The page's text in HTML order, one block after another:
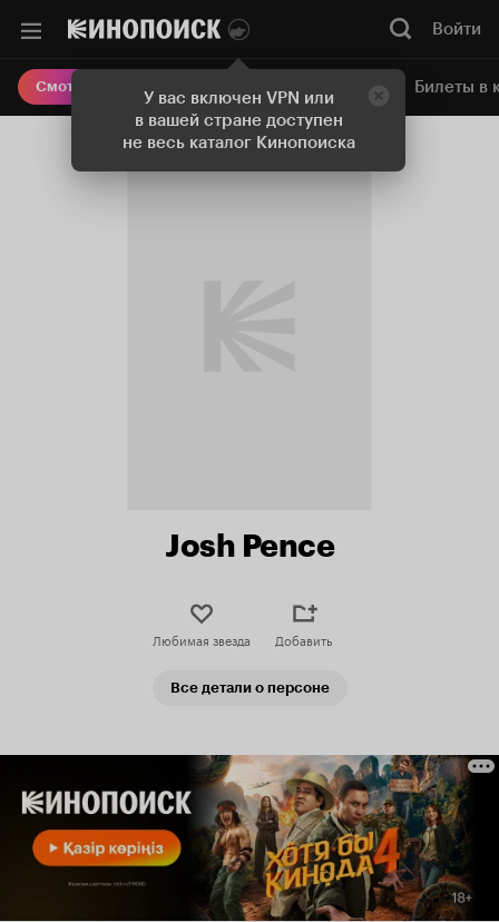
У вас включен VPN или
в вашей стране доступен
не весь каталог Кинопоиска
Войти
Смотреть кино Онлайн-кинотеатр Билеты в
Josh Pence
Любимая звезда Добавить
Все детали о персоне